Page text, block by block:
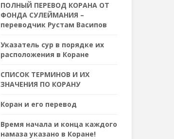
ПОЛНЫЙ ПЕРЕВОД КОРАНА ОТ
ФОНДА СУЛЕЙМАНИЯ –
переводчик Рустам Васипов
Указатель сур в порядке их
расположения в Коране
СПИСОК ТЕРМИНОВ И ИХ
ЗНАЧЕНИЯ ПО КОРАНУ
Коран и его перевод
Время начала и конца каждого
намаза указано в Коране!